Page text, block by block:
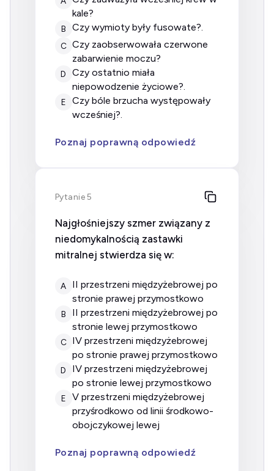
kale?
B Czy wymioty były fusowate?.
C Czy zaobserwowała czerwone
zabarwienie moczu?
D
Czy ostatnio miała
niepowodzenie życiowe?.
E
Czy bóle brzucha występowały
wcześniej?.
Poznaj poprawną odpowiedź
Pytanie 5
Najgłośniejszy szmer związany z
niedomykalnością zastawki
mitralnej stwierdza się w:
A
II przestrzeni międzyżebrowej po
stronie prawej przymostkowo
B
II przestrzeni międzyżebrowej po
stronie lewej przymostkowo
C
IV przestrzeni międzyżebrowej
po stronie prawej przymostkowo
D
IV przestrzeni międzyżebrowej
po stronie lewej przymostkowo
E
V przestrzeni międzyżebrowej
przyśrodkowo od linii środkowo-
obojczykowej lewej
Poznaj poprawną odpowiedź